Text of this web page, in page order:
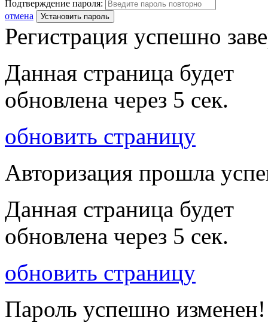
Подтверждение пароля:
отмена
Установить пароль
Регистрация успешно
Данная страница будет
обновлена через 5 сек.
обновить страницу
Авторизация прошла
Данная страница будет
обновлена через 5 сек.
обновить страницу
Пароль успешно изменен!